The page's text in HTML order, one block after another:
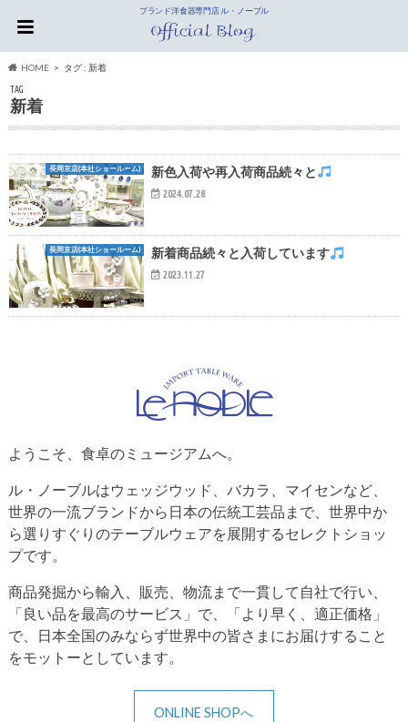
ブランド洋食器専門店 ル・ノーブル
HOME タグ : 新着
TAG
新着
長岡京店(本社ショールーム) 新色入荷や再入荷商品続々と
2024.07.28
長岡京店(本社ショールーム) 新着商品続々と入荷しています
2023.11.27
ようこそ、食卓のミュージアムへ。
ル・ノーブルはウェッジウッド、バカラ、マイセンなど、
世界の一流ブランドから日本の伝統工芸品まで、世界中か
ら選りすぐりのテーブルウェアを展開するセレクトショッ
プです。
商品発掘から輸入、販売、物流まで一貫して自社で行い、
「良い品を最高のサービス」で、「より早く、適正価格」
で、日本全国のみならず世界中の皆さまにお届けすること
をモットーとしています。
ONLINE SHOPへ